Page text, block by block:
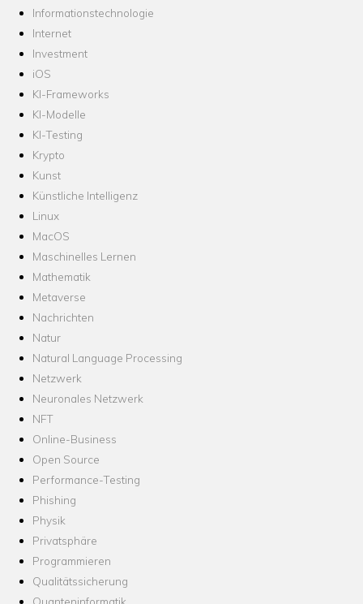
Informationstechnologie
Internet
Investment
iOS
KI-Frameworks
KI-Modelle
KI-Testing
Krypto
Kunst
Künstliche Intelligenz
Linux
MacOS
Maschinelles Lernen
Mathematik
Metaverse
Nachrichten
Natur
Natural Language Processing
Netzwerk
Neuronales Netzwerk
NFT
Online-Business
Open Source
Performance-Testing
Phishing
Physik
Privatsphäre
Programmieren
Qualitätssicherung